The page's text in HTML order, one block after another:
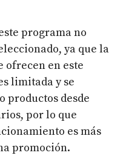
programa no
ya que la
ofrecen en este
limitada y se
productos desde
por lo que
es más
promoción.